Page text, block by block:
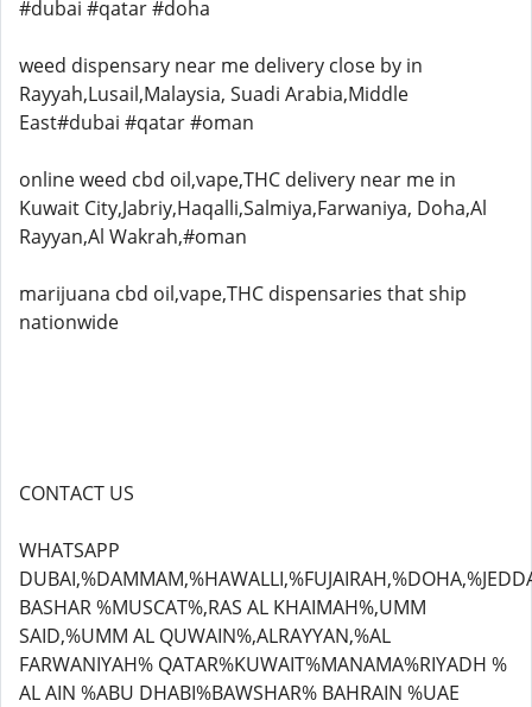
#dubai #qatar #doha
weed dispensary near me delivery close by in
Rayyah,Lusail,Malaysia, Suadi Arabia,Middle
East#dubai #qatar #oman
online weed cbd oil,vape,THC delivery near me in
Kuwait City,Jabriy,Haqalli,Salmiya,Farwaniya, Doha,Al
Rayyan,Al Wakrah,#oman
marijuana cbd oil,vape,THC dispensaries that ship
nationwide
CONTACT US
WHATSAPP
BASHAR %MUSCAT%,RAS AL KHAIMAH%,UMM
SAID,%UMM AL QUWAIN%,ALRAYYAN,%AL
FARWANIYAH% QATAR%KUWAIT%MANAMA%RIYADH %
AL AIN %ABU DHABI%BAWSHAR% BAHRAIN %UAE